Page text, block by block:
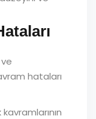
hataları